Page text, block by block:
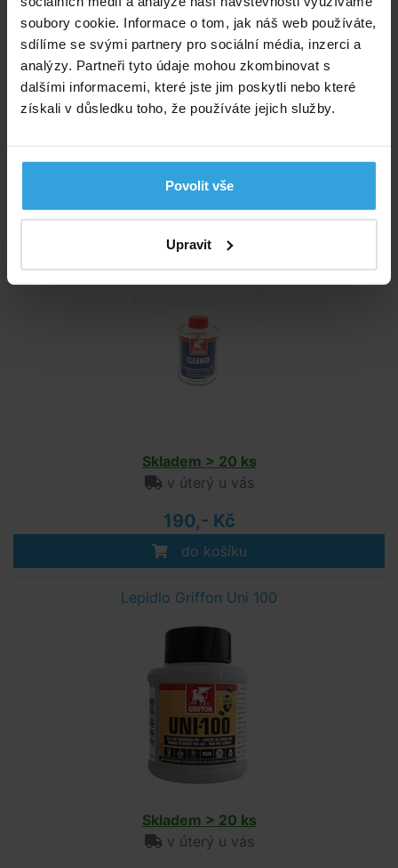
soubory cookie. Informace o tom, jak náš web používáte,
sdílíme se svými partnery pro sociální média, inzerci a
analýzy. Partneři tyto údaje mohou zkombinovat s
dalšími informacemi, které jste jim poskytli nebo které
získali v důsledku toho, že používáte jejich služby.
Povolit vše
Upravit
Tělo výpusti
Sada těsnění
Příruba na těsnění
Rámeček na přírubu
Sada šroubů
Doporučené příslušenství (4)
Čistič Griffon 125ml
Skladem > 20 ks
v úterý u vás
190,- Kč
do košíku
Lepidlo Griffon Uni 100
Skladem > 20 ks
v úterý u vás